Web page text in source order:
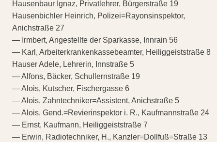
Hausenbaur Ignaz, Privatlehrer, Bürgerstraße 19
Hausenbichler Heinrich, Polizei=Rayonsinspektor,
Anichstraße 27
— Irmbert, Angestellte der Sparkasse, Innrain 56
— Karl, Arbeiterkrankenkassebeamter, Heiliggeiststraße 8
Hauser Adele, Lehrerin, Innstraße 5
— Alfons, Bäcker, Schullernstraße 19
— Alois, Kutscher, Fischergasse 6
— Alois, Zahntechniker=Assistent, Anichstraße 5
— Alois, Gend.=Revierinspektor i. R., Kaufmannstraße 24
— Ernst, Kaufmann, Heiliggeiststraße 7
— Erwin, Radiotechniker, H., Kanzler=Dollfuß=Straße 13